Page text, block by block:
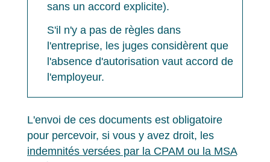
sans un accord explicite).
S'il n'y a pas de règles dans
l'entreprise, les juges considèrent que
l'absence d'autorisation vaut accord de
l'employeur.
L'envoi de ces documents est obligatoire
pour percevoir, si vous y avez droit, les
indemnités versées par la CPAM ou la MSA